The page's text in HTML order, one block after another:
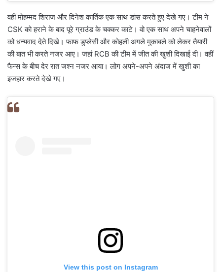
वहीं मोहम्मद शिराज और दिनेश कार्तिक एक साथ डांस करते हुए देखे गए। टीम ने
CSK को हराने के बाद पूरे ग्राउंड के चक्कर काटे। वो एक साथ अपने चाहनेवालों
को धन्यवाद देते दिखे। फाफ डुप्लेसी और कोहली अगले मुकाबले को लेकर तैयारी
की बात भी करते नजर आए। जहां RCB की टीम में जीत की खुशी दिखाई दी। वहीं
फैन्स के बीच देर रात जश्न नजर आया। लोग अपने-अपने अंदाज में खुशी का
इजहार करते देखे गए।
View this post on Instagram